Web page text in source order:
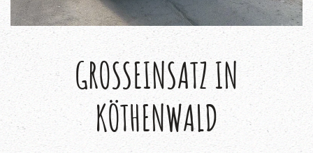
GROSSEINSATZ IN K
ÖTHENWALD